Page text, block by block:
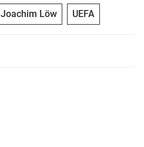
Joachim Löw UEFA